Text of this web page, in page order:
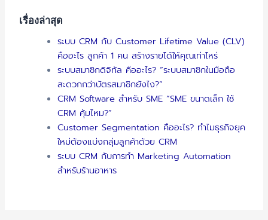
เรื่องล่าสุด
ระบบ CRM กับ Customer Lifetime Value (CLV)
คืออะไร ลูกค้า 1 คน สร้างรายได้ให้คุณเท่าไหร่
ระบบสมาชิกดิจิทัล คืออะไร? “ระบบสมาชิกในมือถือ
สะดวกกว่าบัตรสมาชิกยังไง?”
CRM Software สำหรับ SME “SME ขนาดเล็ก ใช้
CRM คุ้มไหม?”
Customer Segmentation คืออะไร? ทำไมธุรกิจยุค
ใหม่ต้องแบ่งกลุ่มลูกค้าด้วย CRM
ระบบ CRM กับการทำ Marketing Automation
สำหรับร้านอาหาร